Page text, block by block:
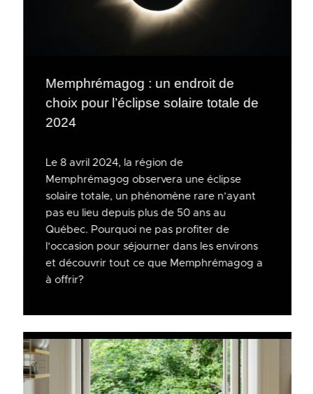
Memphrémagog : un endroit de
choix pour l’éclipse solaire totale de
2024
Le 8 avril 2024, la région de
Memphrémagog observera une éclipse
solaire totale, un phénomène rare n’ayant
pas eu lieu depuis plus de 50 ans au
Québec. Pourquoi ne pas profiter de
l’occasion pour séjourner dans les environs
et découvrir tout ce que Memphrémagog a
à offrir?